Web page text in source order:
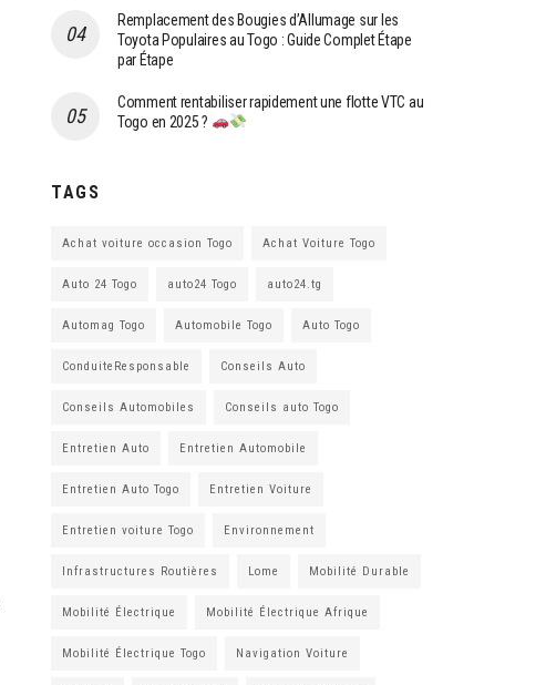
Remplacement des Bougies d’Allumage sur les
Toyota Populaires au Togo : Guide Complet Étape
par Étape
Comment rentabiliser rapidement une flotte VTC au
Togo en 2025 ?
TAGS
Achat voiture occasion Togo Achat Voiture Togo
Auto 24 Togo auto24 Togo auto24.tg
Automag Togo Automobile Togo Auto Togo
ConduiteResponsable Conseils Auto
Conseils Automobiles Conseils auto Togo
Entretien Auto Entretien Automobile
Entretien Auto Togo Entretien Voiture
Entretien voiture Togo Environnement
Infrastructures Routières Lome Mobilité Durable
Mobilité Électrique Mobilité Électrique Afrique
Mobilité Électrique Togo Navigation Voiture